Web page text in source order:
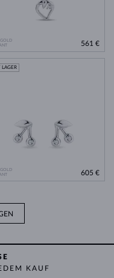
561 €
LAGER
605 €
KAUF